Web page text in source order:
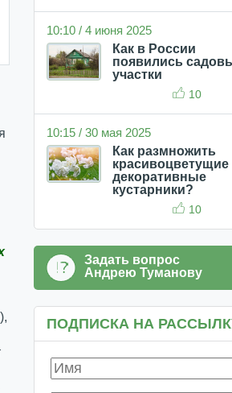
10:10 / 4 июня 2025
Как в России
появились
участки
10
10:15 / 30 мая 2025
Как размножить
красивоцветущие
декоративные
кустарники?
10
Задать вопрос
Андрею Туманову
ПОДПИСКА НА